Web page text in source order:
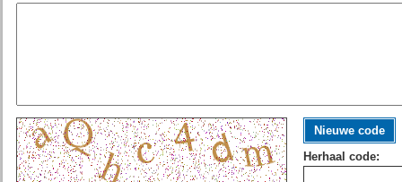
Nieuwe code
Herhaal code: